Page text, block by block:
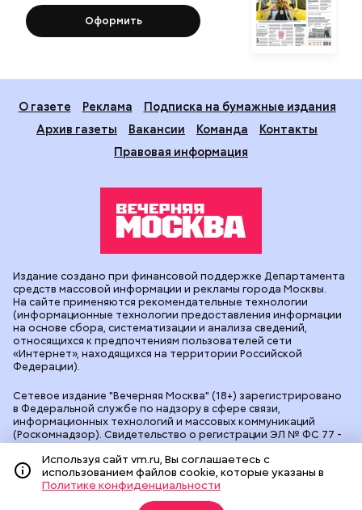
Оформить
О газете Реклама
Подписка на бумажные издания
Архив газеты
Вакансии Команда
Контакты
Правовая информация
Сетевое издание "Вечерняя Москва" (18+) зарегистрировано
в Федеральной службе по надзору в сфере связи,
информационных технологий и массовых коммуникаций
(Роскомнадзор). Свидетельство о регистрации ЭЛ № ФС 77 -
90524 от 09.12.2025. Учредитель: АО "Редакция газеты
"Вечерняя Москва". Главный редакторvm.ru: Александр
Геннадьевич Глуходедов. Адрес редакции: 127015, г.Москва,
Бумажный пр-д, д. 14, стр. 2. Телефон:+7(499)557-04-24
. Почта для связи с редакцией сайта:
Издание создано при финансовой поддержке Департамента
средств массовой информации и рекламы города Москвы.
На сайте применяются рекомендательные технологии
(информационные технологии предоставления информации
на основе сбора, систематизации и анализа сведений,
относящихся к предпочтениям пользователей сети
«Интернет», находящихся на территории Российской
Федерации).
Используя сайт vm.ru, Вы соглашаетесь с
использованием файлов cookie, которые указаны в
Политике конфиденциальности